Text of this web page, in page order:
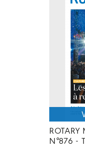
N°876 -